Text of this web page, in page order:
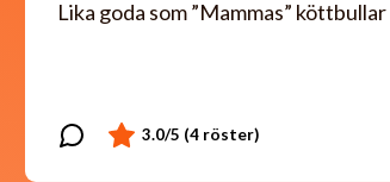
Lika goda som ”Mammas” köttbullar